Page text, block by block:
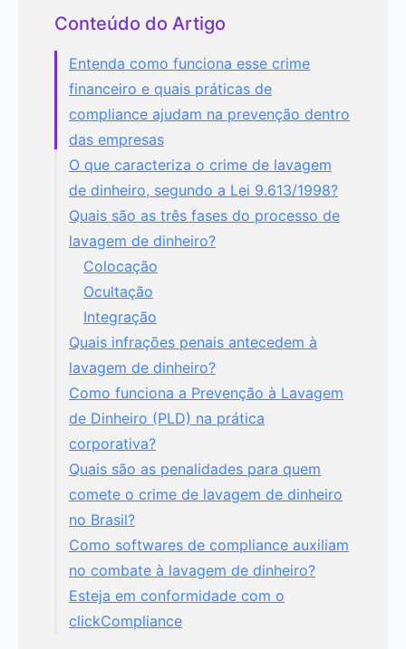
Conteúdo do Artigo
Entenda como funciona esse crime
financeiro e quais práticas de
compliance ajudam na prevenção dentro
das empresas
O que caracteriza o crime de lavagem
de dinheiro, segundo a Lei 9.613/1998?
Quais são as três fases do processo de
lavagem de dinheiro?
Colocação
Ocultação
Integração
Quais infrações penais antecedem à
lavagem de dinheiro?
Como funciona a Prevenção à Lavagem
de Dinheiro (PLD) na prática
corporativa?
Quais são as penalidades para quem
comete o crime de lavagem de dinheiro
no Brasil?
Como softwares de compliance auxiliam
no combate à lavagem de dinheiro?
Esteja em conformidade com o
clickCompliance